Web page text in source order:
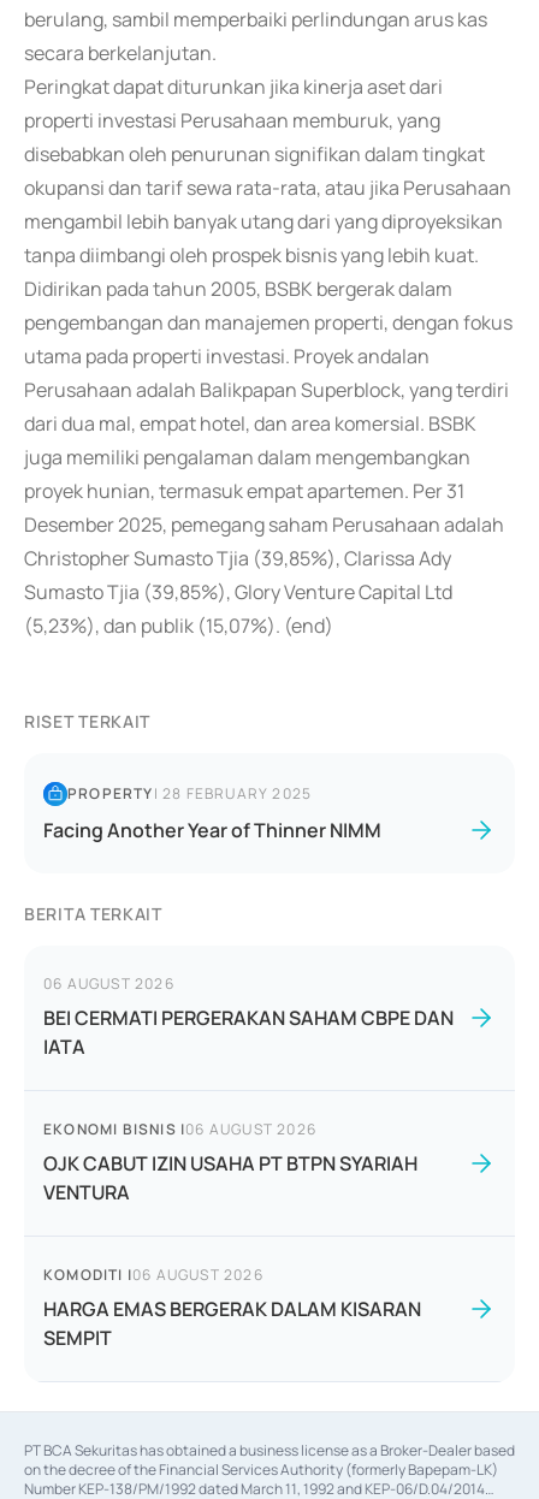
berulang, sambil memperbaiki perlindungan arus kas
secara berkelanjutan.
Peringkat dapat diturunkan jika kinerja aset dari
properti investasi Perusahaan memburuk, yang
disebabkan oleh penurunan signifikan dalam tingkat
okupansi dan tarif sewa rata-rata, atau jika Perusahaan
mengambil lebih banyak utang dari yang diproyeksikan
tanpa diimbangi oleh prospek bisnis yang lebih kuat.
Didirikan pada tahun 2005, BSBK bergerak dalam
pengembangan dan manajemen properti, dengan fokus
utama pada properti investasi. Proyek andalan
Perusahaan adalah Balikpapan Superblock, yang terdiri
dari dua mal, empat hotel, dan area komersial. BSBK
juga memiliki pengalaman dalam mengembangkan
proyek hunian, termasuk empat apartemen. Per 31
Desember 2025, pemegang saham Perusahaan adalah
Christopher Sumasto Tjia (39,85%), Clarissa Ady
Sumasto Tjia (39,85%), Glory Venture Capital Ltd
(5,23%), dan publik (15,07%). (end)
RISET TERKAIT
PROPERTY|28 FEBRUARY 2025
Facing Another Year of Thinner NIMM
BERITA TERKAIT
06 AUGUST 2026
BEI CERMATI PERGERAKAN SAHAM CBPE DAN
IATA
EKONOMI BISNIS |06 AUGUST 2026
OJK CABUT IZIN USAHA PT BTPN SYARIAH
VENTURA
KOMODITI |06 AUGUST 2026
HARGA EMAS BERGERAK DALAM KISARAN
SEMPIT
PT BCA Sekuritas has obtained a business license as a Broker-Dealer based
on the decree of the Financial Services Authority (formerly Bapepam-LK)
Number KEP-138/PM/1992 dated March 11, 1992 and KEP-06/D.04/2014